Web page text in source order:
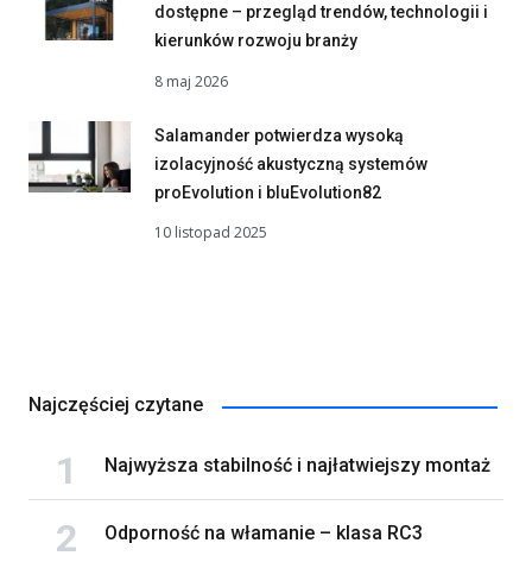
dostępne – przegląd trendów, technologii i
kierunków rozwoju branży
8 maj 2026
Salamander potwierdza wysoką
izolacyjność akustyczną systemów
proEvolution i bluEvolution82
10 listopad 2025
Najczęściej czytane
Najwyższa stabilność i najłatwiejszy montaż
Odporność na włamanie – klasa RC3